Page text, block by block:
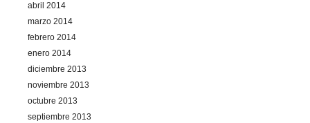
abril 2014
marzo 2014
febrero 2014
enero 2014
diciembre 2013
noviembre 2013
octubre 2013
septiembre 2013